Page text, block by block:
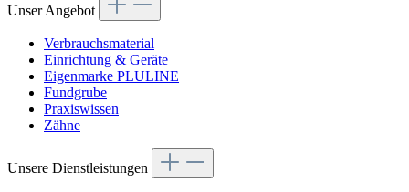
Unser Angebot
Verbrauchsmaterial
Einrichtung & Geräte
Eigenmarke PLULINE
Fundgrube
Praxiswissen
Zähne
Unsere Dienstleistungen